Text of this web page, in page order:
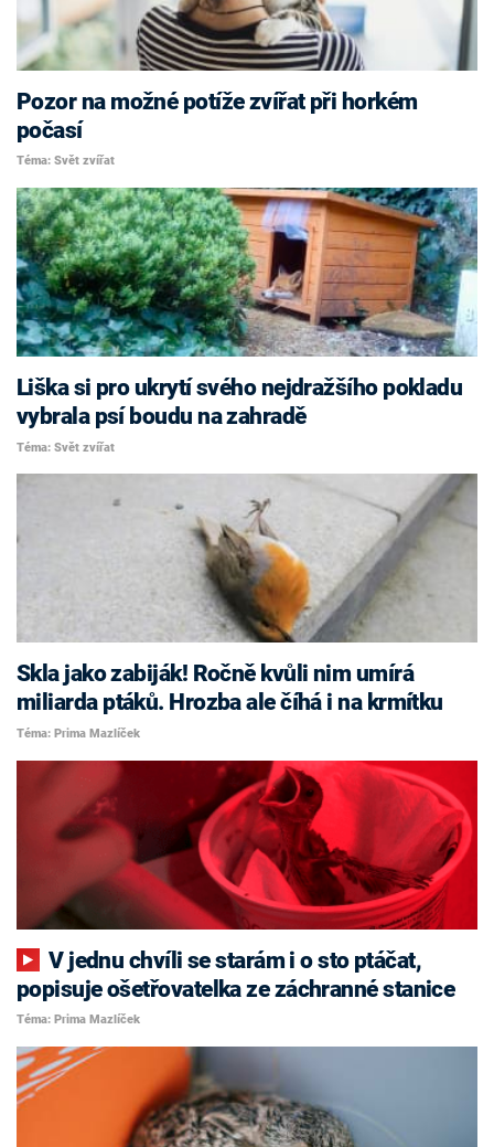
Pozor na možné potíže zvířat při horkém
počasí
Téma: Svět zvířat
Liška si pro ukrytí svého nejdražšího pokladu
vybrala psí boudu na zahradě
Téma: Svět zvířat
Skla jako zabiják! Ročně kvůli nim umírá
miliarda ptáků. Hrozba ale číhá i na krmítku
Téma: Prima Mazlíček
V jednu chvíli se starám i o sto ptáčat,
popisuje ošetřovatelka ze záchranné stanice
Téma: Prima Mazlíček